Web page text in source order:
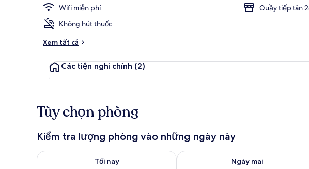
Wifi miễn phí
Quầy tiếp tân
Không hút thuốc
Xem tất cả
Các tiện nghi chính (2)
Tùy chọn phòng
Kiểm tra lượng phòng vào những ngày này
Tối nay
Kiểm tra lượng phòng tối nay từ thg 8 7 - thg 8 8
Ngày mai
Kiểm tra lượng phòng ngày mai từ